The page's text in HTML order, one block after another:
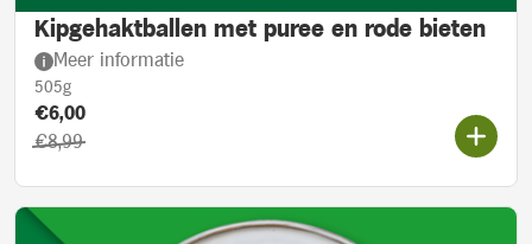
Kipgehaktballen met puree en rode bieten
Meer informatie
505g
Product prijs::
Actieprijs:
€6,00
Oorspronkelijke prijs:
€8,99